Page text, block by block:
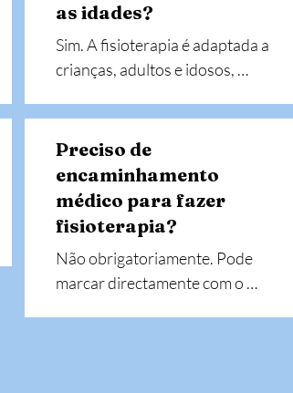
as idades?
Sim. A fisioterapia é adaptada a
crianças, adultos e idosos,
cada fase da vida.
Preciso de
encaminhamento
médico para fazer
fisioterapia?
Não obrigatoriamente. Pode
marcar directamente com o